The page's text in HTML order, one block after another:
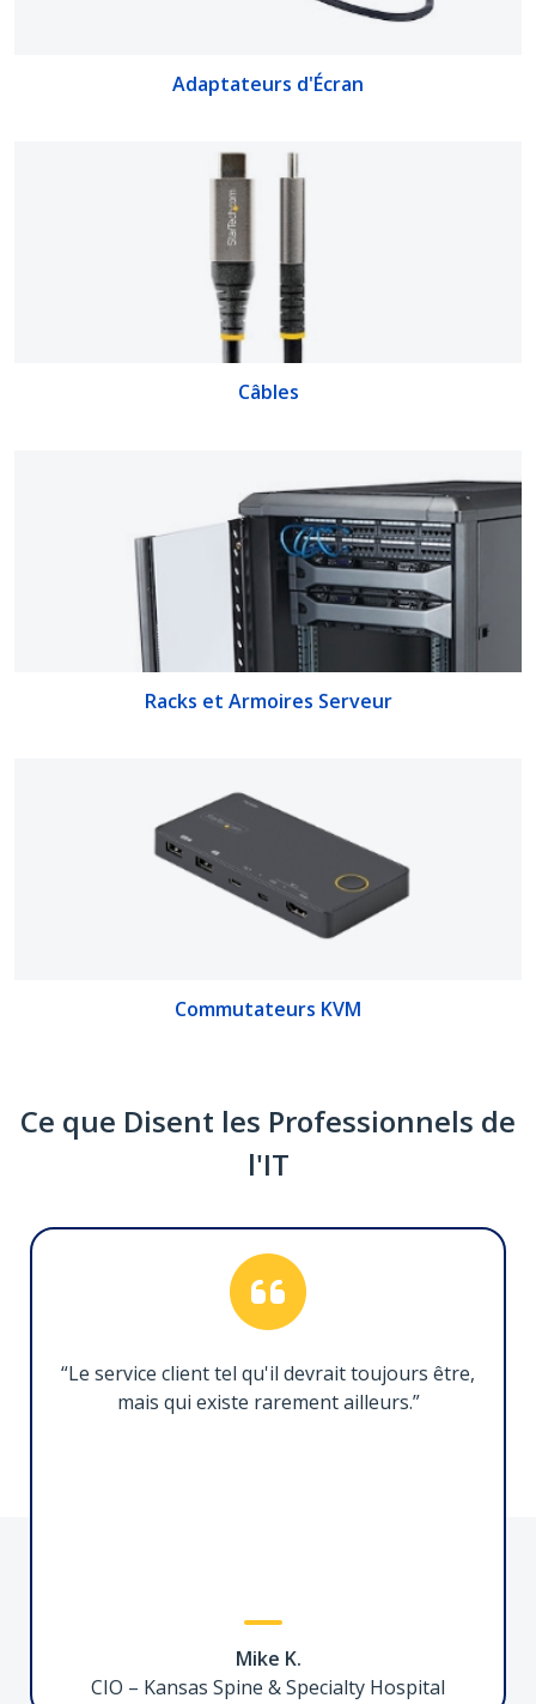
Adaptateurs d'Écran
Câbles
Racks et Armoires Serveur
Commutateurs KVM
Câble Thunderbolt 5 de 1m, 80Gbps, 8K60
Faciliter la connectivité ultra performante
entre les appareils compatibles Thunderbolt 5
Adaptateur Série à Ethernet vers 1 Port
Support de Bureau pour Double Écrans 27"
Ce que Disent les Professionnels de
l'IT
“Le service client tel qu'il devrait toujours être,
mais qui existe rarement ailleurs.”
Mike K.
CIO – Kansas Spine & Specialty Hospital